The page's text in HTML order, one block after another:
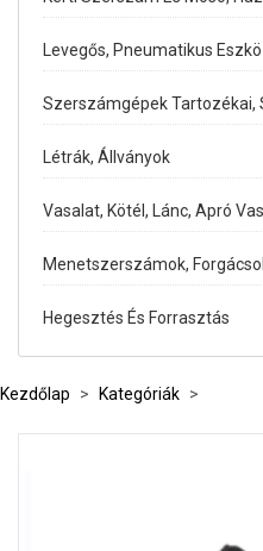
Levegős, Pneumatikus
Szerszámgépek Tartozékai,
Létrák, Állványok
Vasalat, Kötél, Lánc, Apró
Menetszerszámok,
Hegesztés És Forrasztás
Kezdőlap > Kategóriák >